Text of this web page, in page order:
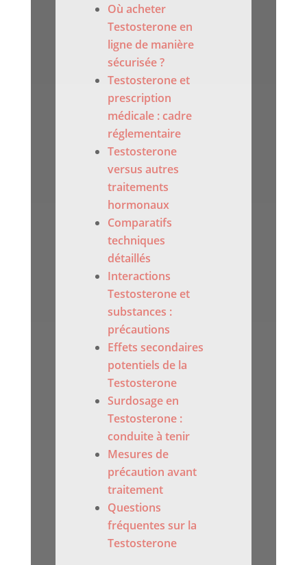
Où acheter
Testosterone en
ligne de manière
sécurisée ?
Testosterone et
prescription
médicale : cadre
réglementaire
Testosterone
versus autres
traitements
hormonaux
Comparatifs
techniques
détaillés
Interactions
Testosterone et
substances :
précautions
Effets secondaires
potentiels de la
Testosterone
Surdosage en
Testosterone :
conduite à tenir
Mesures de
précaution avant
traitement
Questions
fréquentes sur la
Testosterone